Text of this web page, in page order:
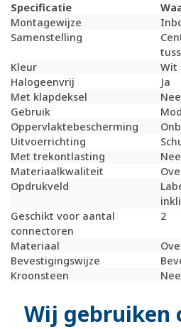
Wij gebruiken
Specificatie
Montagewijze
Samenstelling
Kleur
Wit
Halogeenvrij
Ja
Met klapdeksel
Nee
Gebruik
Oppervlaktebescherming
Uitvoerrichting
Met trekontlasting
Nee
Materiaalkwaliteit
Opdrukveld
Geschikt voor aantal
connectoren
2
Materiaal
Bevestigingswijze
Kroonsteen
Nee
(vergelijkbaar)
Met stofbescherming
Nee